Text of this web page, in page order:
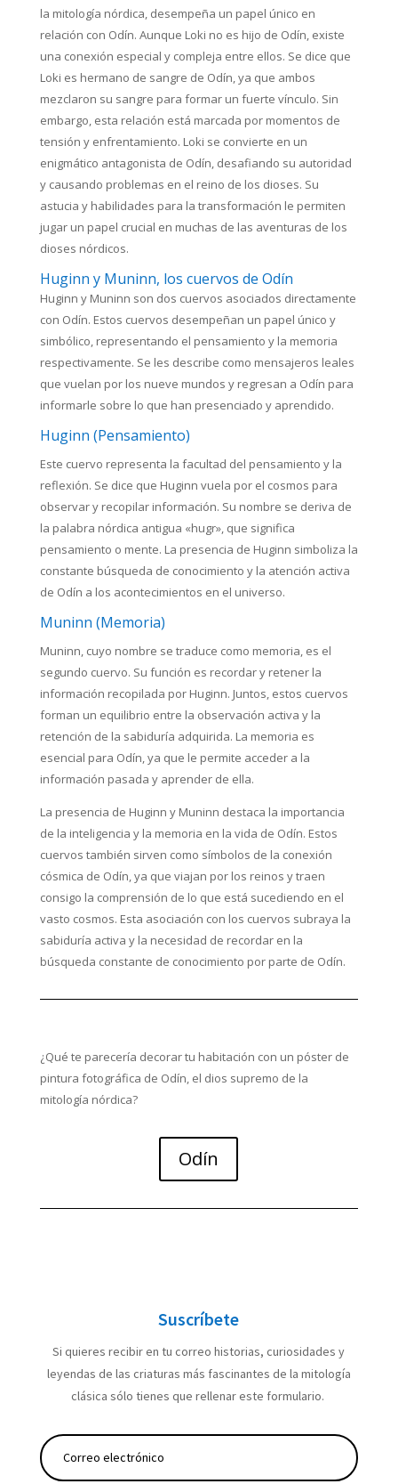
la mitología nórdica, desempeña un papel único en
relación con Odín. Aunque Loki no es hijo de Odín, existe
una conexión especial y compleja entre ellos. Se dice que
Loki es hermano de sangre de Odín, ya que ambos
mezclaron su sangre para formar un fuerte vínculo. Sin
embargo, esta relación está marcada por momentos de
tensión y enfrentamiento. Loki se convierte en un
enigmático antagonista de Odín, desafiando su autoridad
y causando problemas en el reino de los dioses. Su
astucia y habilidades para la transformación le permiten
jugar un papel crucial en muchas de las aventuras de los
dioses nórdicos.
Huginn y Muninn, los cuervos de Odín
Huginn y Muninn son dos cuervos asociados directamente
con Odín. Estos cuervos desempeñan un papel único y
simbólico, representando el pensamiento y la memoria
respectivamente. Se les describe como mensajeros leales
que vuelan por los nueve mundos y regresan a Odín para
informarle sobre lo que han presenciado y aprendido.
Huginn (Pensamiento)
Este cuervo representa la facultad del pensamiento y la
reflexión. Se dice que Huginn vuela por el cosmos para
observar y recopilar información. Su nombre se deriva de
la palabra nórdica antigua «hugr», que significa
pensamiento o mente. La presencia de Huginn simboliza la
constante búsqueda de conocimiento y la atención activa
de Odín a los acontecimientos en el universo.
Muninn (Memoria)
Muninn, cuyo nombre se traduce como memoria, es el
segundo cuervo. Su función es recordar y retener la
información recopilada por Huginn. Juntos, estos cuervos
forman un equilibrio entre la observación activa y la
retención de la sabiduría adquirida. La memoria es
esencial para Odín, ya que le permite acceder a la
información pasada y aprender de ella.
La presencia de Huginn y Muninn destaca la importancia
de la inteligencia y la memoria en la vida de Odín. Estos
cuervos también sirven como símbolos de la conexión
cósmica de Odín, ya que viajan por los reinos y traen
consigo la comprensión de lo que está sucediendo en el
vasto cosmos. Esta asociación con los cuervos subraya la
sabiduría activa y la necesidad de recordar en la
búsqueda constante de conocimiento por parte de Odín.
¿Qué te parecería decorar tu habitación con un póster de
pintura fotográfica de Odín, el dios supremo de la
mitología nórdica?
Odín
Suscríbete
Si quieres recibir en tu correo historias, curiosidades y
leyendas de las criaturas más fascinantes de la mitología
clásica sólo tienes que rellenar este formulario.